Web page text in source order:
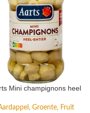
Mini champignons heel
Groente, Fruit